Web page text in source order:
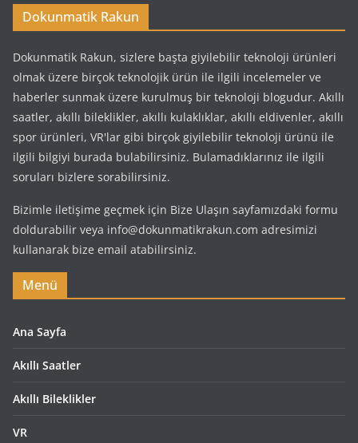
Dokunmatik Rakun
Dokunmatik Rakun, sizlere başta giyilebilir teknoloji ürünleri
olmak üzere birçok teknolojik ürün ile ilgili incelemeler ve
haberler sunmak üzere kurulmuş bir teknoloji blogudur. Akıllı
saatler, akıllı bileklikler, akıllı kulaklıklar, akıllı eldivenler, akıllı
spor ürünleri, VR'lar gibi birçok giyilebilir teknoloji ürünü ile
ilgili bilgiyi burada bulabilirsiniz. Bulamadıklarınız ile ilgili
soruları bizlere sorabilirsiniz.
Bizimle iletişime geçmek için Bize Ulaşın sayfamızdaki formu
doldurabilir veya info@dokunmatikrakun.com adresimizi
kullanarak bize email atabilirsiniz.
Menü
Ana Sayfa
Akıllı Saatler
Akıllı Bileklikler
VR